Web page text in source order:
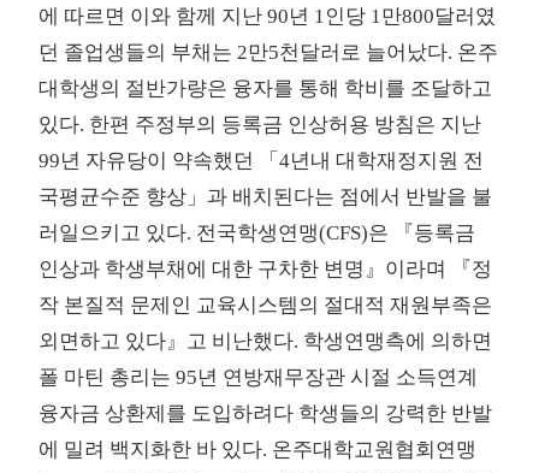
에 따르면 이와 함께 지난 90년 1인당 1만800달러였
던 졸업생들의 부채는 2만5천달러로 늘어났다. 온주
대학생의 절반가량은 융자를 통해 학비를 조달하고
있다. 한편 주정부의 등록금 인상허용 방침은 지난
99년 자유당이 약속했던 「4년내 대학재정지원 전
국평균수준 향상」과 배치된다는 점에서 반발을 불
러일으키고 있다. 전국학생연맹(CFS)은 『등록금
인상과 학생부채에 대한 구차한 변명』이라며 『정
작 본질적 문제인 교육시스템의 절대적 재원부족은
외면하고 있다』고 비난했다. 학생연맹측에 의하면
폴 마틴 총리는 95년 연방재무장관 시절 소득연계
융자금 상환제를 도입하려다 학생들의 강력한 반발
에 밀려 백지화한 바 있다. 온주대학교원협회연맹